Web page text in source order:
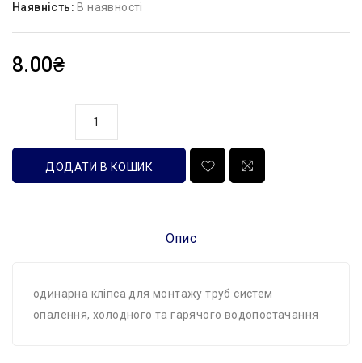
Наявність: В наявності
8.00₴
ДОДАТИ В КОШИК
Опис
одинарна кліпса для монтажу труб систем
опалення, холодного та гарячого водопостачання